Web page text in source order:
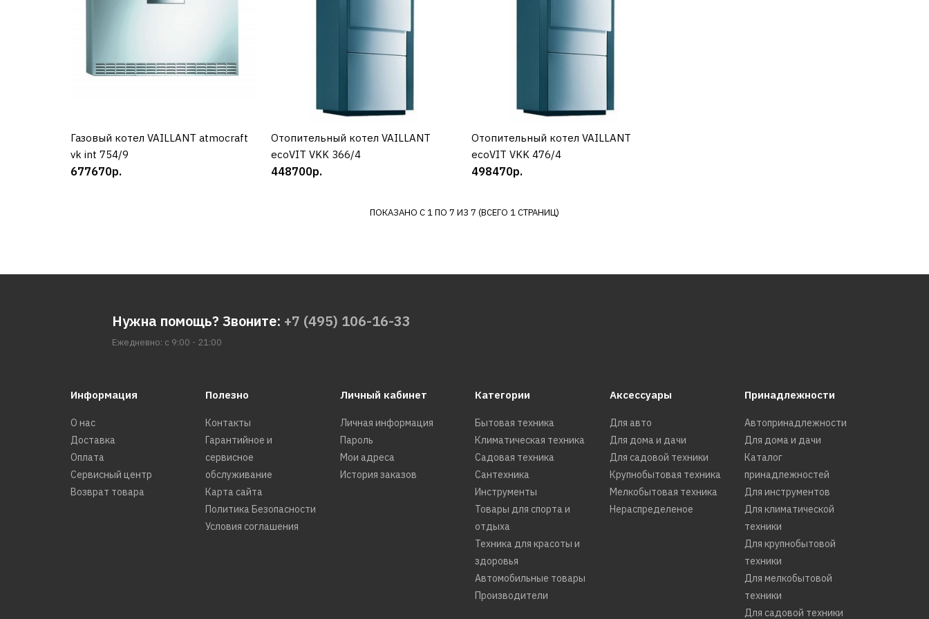
ДОБАВИТЬ В ПОЖЕЛАНИЯ
VAILLANT eloBLOCK VE 14
70560р.
Отопительный котел
VAILLANT eloBLOCK VE 9
71000р.
КУПИТЬ
ДОБАВИТЬ К СРАВНЕНИЮ
ДОБАВИТЬ В ПОЖЕЛАНИЯ
КУПИТЬ
Газовый котел VAILLANT atmocraft
vk int 754/9
677670р.
КУПИТЬ
Отопительный котел VAILLANT
ecoVIT VKK 366/4
448700р.
КУПИТЬ
Отопительный котел VAILLANT
ecoVIT VKK 476/4
498470р.
ПОКАЗАНО С 1 ПО 7 ИЗ 7 (ВСЕГО 1 СТРАНИЦ)
Нужна помощь? Звоните: +7 (495) 106-16-33
Ежедневно: с 9:00 - 21:00
Информация
О нас
Доставка
Оплата
Сервисный центр
Возврат товара
Полезно
Контакты
Гарантийное и
сервисное
обслуживание
Карта сайта
Политика Безопасности
Условия соглашения
Личный кабинет
Личная информация
Пароль
Мои адреса
История заказов
Категории
Бытовая техника
Климатическая техника
Садовая техника
Сантехника
Инструменты
Товары для спорта и
отдыха
Техника для красоты и
здоровья
Автомобильные товары
Производители
Аксессуары
Для авто
Для дома и дачи
Для садовой техники
Крупнобытовая техника
Мелкобытовая техника
Нераспределеное
Принадлежности
Автопринадлежности
Для дома и дачи
Каталог
принадлежностей
Для инструментов
Для климатической
техники
Для крупнобытовой
техники
Для мелкобытовой
техники
Для садовой техники